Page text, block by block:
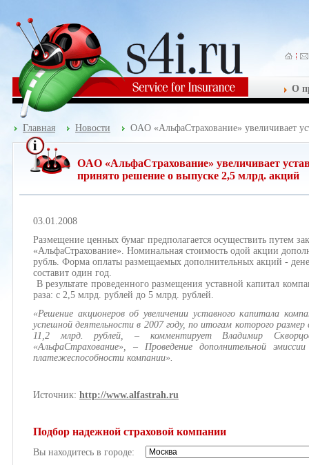
О
Главная Новости OAO «АльфаСтрахование» увеличивает
OAO «АльфаСтрахование» увеличивает
принято решение о выпуске 2,5 млрд. акций
03.01.2008
Размещение ценных бумаг предполагается осуществить путем
«АльфаСтрахование». Номинальная стоимость одой акции
рубль. Форма оплаты размещаемых дополнительных акций -
составит один год.
В результате проведенного размещения уставной капитал
раза: с 2,5 млрд. рублей до 5 млрд. рублей.
«Решение акционеров об увеличении уставного капитала
успешной деятельности в 2007 году, по итогам которого
11,2 млрд. рублей, – комментирует Владимир
«АльфаСтрахование», – Проведение дополнительной
платежеспособности компании».
Источник: http://www.alfastrah.ru
Подбор надежной страховой компании
Вы находитесь в городе: